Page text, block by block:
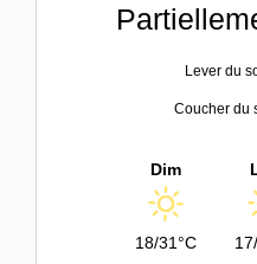
Lever du
Coucher du
Dim
18/31°C